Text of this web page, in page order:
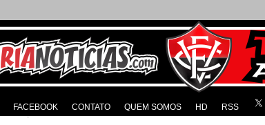
FACEBOOK CONTATO QUEM SOMOS HD RSS